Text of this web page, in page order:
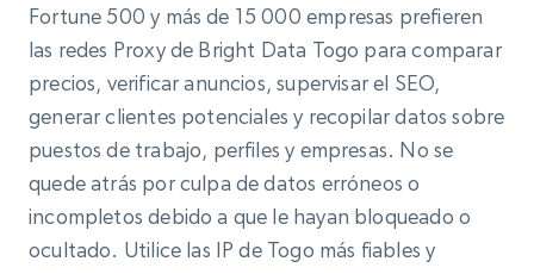
Fortune 500 y más de 15 000 empresas prefieren
las redes Proxy de Bright Data Togo para comparar
precios, verificar anuncios, supervisar el SEO,
generar clientes potenciales y recopilar datos sobre
puestos de trabajo, perfiles y empresas. No se
quede atrás por culpa de datos erróneos o
incompletos debido a que le hayan bloqueado o
ocultado. Utilice las IP de Togo más fiables y